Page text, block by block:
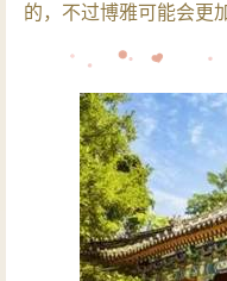
的，不过博雅可能会更